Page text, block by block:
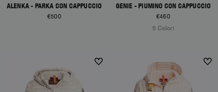
ALENKA - PARKA CON CAPPUCCIO
€500
GENIE - PIUMINO CON CAPPUCCIO
€460
5 Colori